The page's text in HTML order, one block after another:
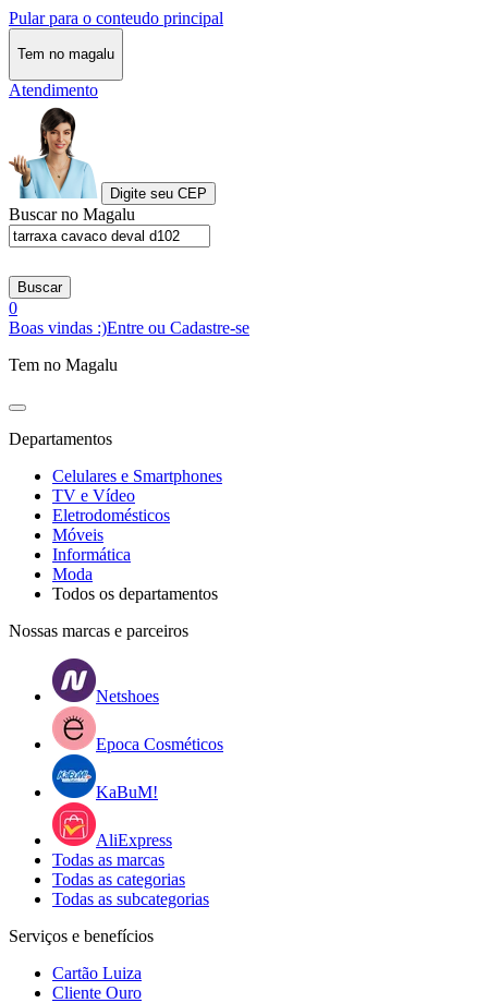
Pular para o conteudo principal
Tem no magalu
Atendimento
Digite seu CEP
Buscar no Magalu
Buscar
0
Boas vindas :)Entre ou Cadastre-se
Tem no Magalu
Departamentos
Celulares e Smartphones
TV e Vídeo
Eletrodomésticos
Móveis
Informática
Moda
Todos os departamentos
Nossas marcas e parceiros
Netshoes
Epoca Cosméticos
KaBuM!
AliExpress
Todas as marcas
Todas as categorias
Todas as subcategorias
Serviços e benefícios
Cartão Luiza
Cliente Ouro